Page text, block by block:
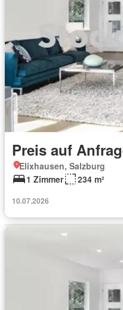
Preis auf
Elixhausen, Salzburg
1 Zimmer
234 m²
10.07.2026